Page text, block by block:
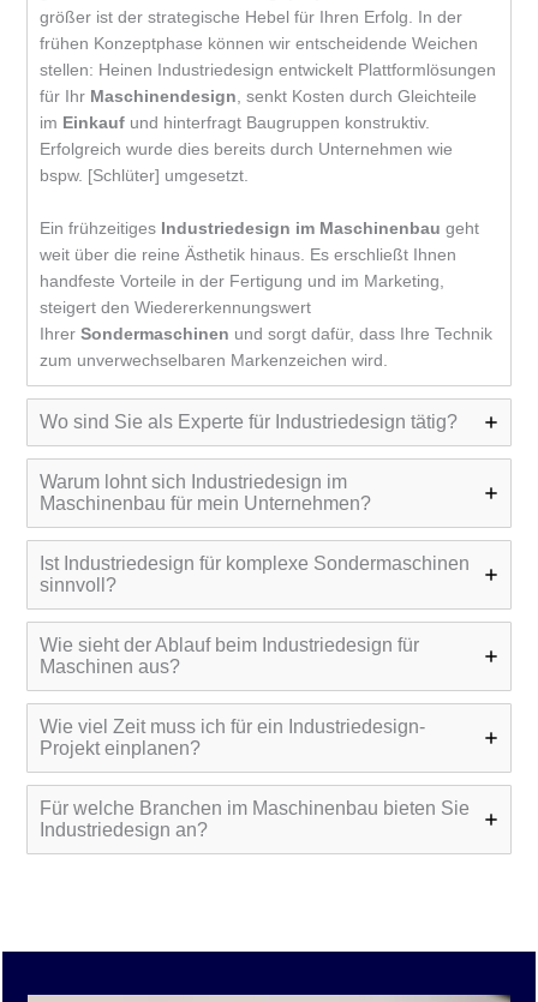
größer ist der strategische Hebel für Ihren Erfolg. In der
frühen Konzeptphase können wir entscheidende Weichen
stellen: Heinen Industriedesign entwickelt Plattformlösungen
für Ihr Maschinendesign , senkt Kosten durch Gleichteile
im Einkaufund hinterfragt Baugruppen konstruktiv.
Erfolgreich wurde dies bereits durch Unternehmen wie
bspw. [Schlüter] umgesetzt.
Ein frühzeitiges Industriedesign im Maschinenbau geht
weit über die reine Ästhetik hinaus. Es erschließt Ihnen
handfeste Vorteile in der Fertigung und im Marketing,
steigert den Wiedererkennungswert
Ihrer Sondermaschinen und sorgt dafür, dass Ihre Technik
zum unverwechselbaren Markenzeichen wird.
Wo sind Sie als Experte für Industriedesign tätig?
Warum lohnt sich Industriedesign im
Maschinenbau für mein Unternehmen?
Ist Industriedesign für komplexe Sondermaschinen
sinnvoll?
Wie sieht der Ablauf beim Industriedesign für
Maschinen aus?
Wie viel Zeit muss ich für ein Industriedesign-
Projekt einplanen?
Für welche Branchen im Maschinenbau bieten Sie
Industriedesign an?